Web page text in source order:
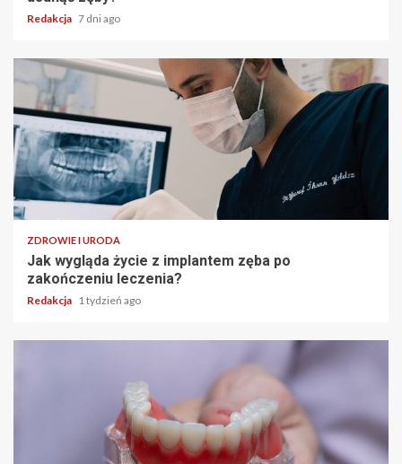
Redakcja 7 dni ago
ZDROWIE I URODA
Jak wygląda życie z implantem zęba po
zakończeniu leczenia?
Redakcja 1 tydzień ago